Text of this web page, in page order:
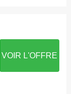
VOIR L'OFFRE